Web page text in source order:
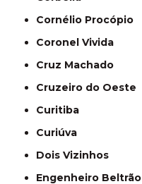
Cornélio Procópio
Coronel Vivida
Cruz Machado
Cruzeiro do Oeste
Curitiba
Curiúva
Dois Vizinhos
Engenheiro Beltrão